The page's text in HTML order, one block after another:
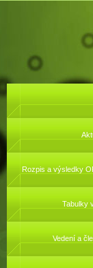
Rozpis a výsledky
Tabulky
Vedení a